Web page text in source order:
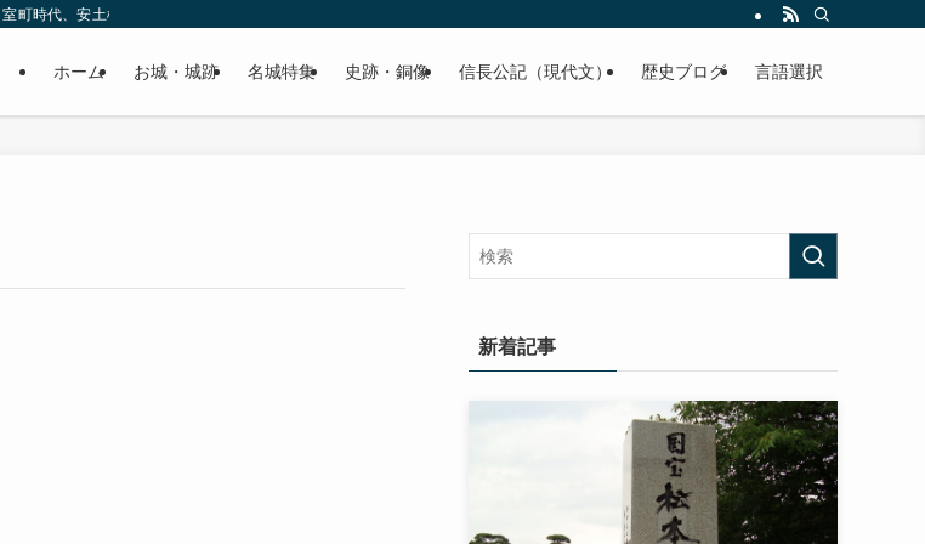
時代、安土桃山時代（戦国時代）、江戸時代と幅広くご紹介致します。
ホーム お城・城跡 名城特集 史跡・銅像 信長公記（現代文） 歴史ブログ 言語選択
新着記事